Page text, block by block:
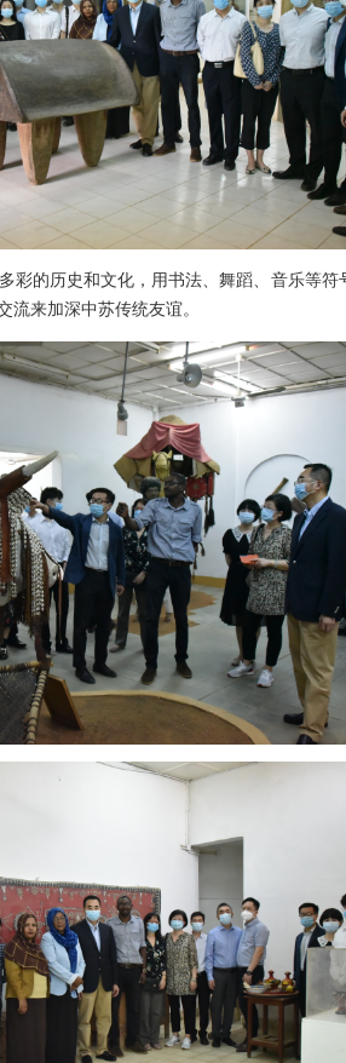
彩的历史和文化，用书法、舞蹈、音乐等符
来加深中苏传统友谊。